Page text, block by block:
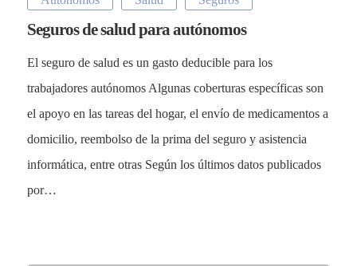
Seguros de salud para autónomos
El seguro de salud es un gasto deducible para los
trabajadores autónomos Algunas coberturas específicas son
el apoyo en las tareas del hogar, el envío de medicamentos a
domicilio, reembolso de la prima del seguro y asistencia
informática, entre otras Según los últimos datos publicados
por…